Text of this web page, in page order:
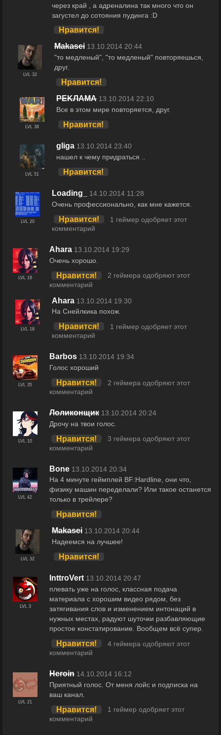
через край , а адреналина так много что он
загустел до сотояния пудинга :D
Нравится!
LVL 32
Makasei 13.10.2014 20:44
"то медленый", "то медленый" повторяешься,
друг.
Нравится!
LVL 38
РEKЛАМА 13.10.2014 22:10
Все в этом мире повторяется, друг.
Нравится!
LVL 51
gliga 13.10.2014 23:40
нашел к чему придраться ..
Нравится!
LVL 20
Loading_ 14.10.2014 11:28
Очень профессионально, как мне кажется.
Нравится!
1 геймер одобряет этот
комментарий
LVL 18
Ahara 13.10.2014 19:29
Очень хорошо.
Нравится!
2 геймера одобряют этот
комментарий
LVL 18
Ahara 13.10.2014 19:30
На Снейлкика похож.
Нравится!
1 геймер одобряет этот
комментарий
LVL 35
Barbоs 13.10.2014 19:34
Голос хороший
Нравится!
2 геймера одобряют этот
комментарий
LVL 10
Лоликонщик 13.10.2014 20:24
Дрочу на твои голос.
Нравится!
3 геймера одобряют этот
комментарий
LVL 42
Bоne 13.10.2014 20:34
На 4 минуте геймплей BF:Hardline, они что,
физику машин переделали? Или такое останется
только в трейлере?
Нравится!
LVL 32
Makasei 13.10.2014 20:44
Надеемся на лучшее!
Нравится!
LVL 3
InttroVert 13.10.2014 20:47
плевать уже на голос, классная подача
материала с хорошим видео рядом, без
затягивания слов и изменением интонаций в
нужных местах, радуют шуточки разбавляющие
простое констатирование. Вообщем всё супер.
Нравится!
4 геймера одобряют этот
комментарий
LVL 21
Heroin 14.10.2014 16:12
Приятный голос. От меня лойс и подписка на
ваш канал.
Нравится!
1 геймер одобряет этот
комментарий